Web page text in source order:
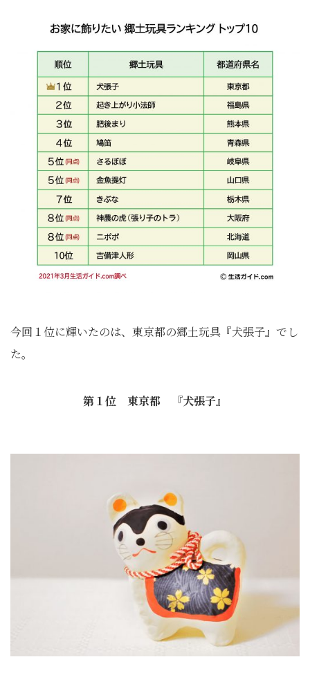
今回１位に輝いたのは、東京都の郷土玩具『犬張子』でし
た。
第１位 東京都 『犬張子』